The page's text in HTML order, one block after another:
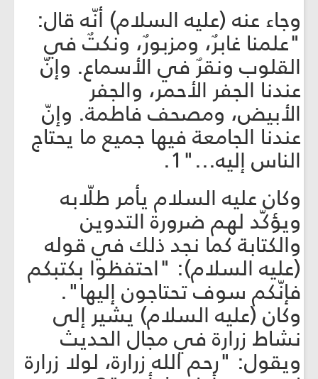
وجاء عنه (عليه السلام) أنّه قال:
"علمنا غابرٌ، ومزبورٌ، ونكتٌ في
القلوب ونقرٌ في الأسماع. وإنّ
عندنا الجفر الأحمر، والجفر
الأبيض، ومصحف فاطمة. وإنّ
عندنا الجامعة فيها جميع ما يحتاج
الناس إليه..."1.
وكان عليه السلام يأمر طلّابه
ويؤكّد لهم ضرورة التدوين
والكتابة كما نجد ذلك في قوله
(عليه السلام): "احتفظوا بكتبكم
فإنّكم سوف تحتاجون إليها".
وكان (عليه السلام) يشير إلى
نشاط زرارة في مجال الحديث
ويقول: "رحم الله زرارة، لولا زرارة